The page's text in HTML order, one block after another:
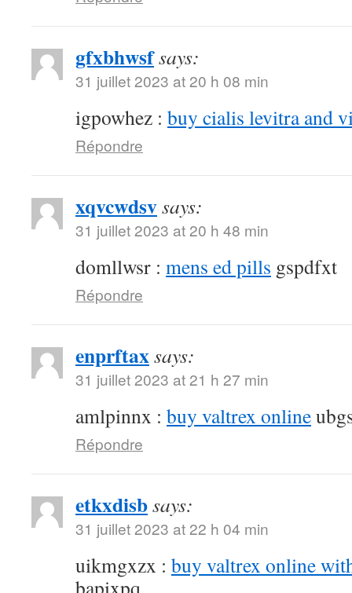
gfxbhwsfsays:
31 juillet 2023 at 20 h 08 min
igpowhez : buy cialis levitra and
Répondre
xqvcwdsvsays:
31 juillet 2023 at 20 h 48 min
domllwsr : mens ed pills gspdfxt
Répondre
enprftaxsays:
31 juillet 2023 at 21 h 27 min
amlpinnx : buy valtrex online
Répondre
etkxdisbsays:
31 juillet 2023 at 22 h 04 min
uikmgxzx : buy valtrex online